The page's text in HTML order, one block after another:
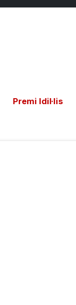
Premi Idil·lis